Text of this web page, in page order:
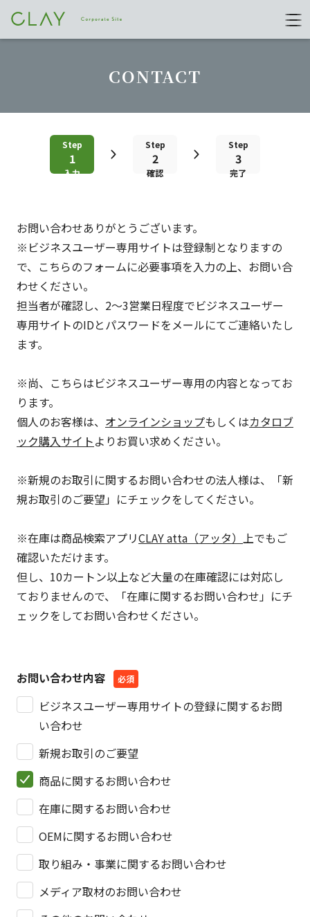
CONTACT
Step
1
入力
Step
2
確認
Step
3
完了
お問い合わせありがとうございます。
※ビジネスユーザー専用サイトは登録制となりますの
で、こちらのフォームに必要事項を入力の上、お問い合
わせください。
担当者が確認し、2～3営業日程度でビジネスユーザー
専用サイトのIDとパスワードをメールにてご連絡いたし
ます。
※尚、こちらはビジネスユーザー専用の内容となってお
ります。
個人のお客様は、 オンラインショップもしくはカタロブ
ック購入サイトよりお買い求めください。
※新規のお取引に関するお問い合わせの法人様は、「新
規お取引のご要望」にチェックをしてください。
※在庫は商品検索アプリCLAY atta（アッタ） 上でもご
確認いただけます。
但し、10カートン以上など大量の在庫確認には対応し
ておりませんので、「在庫に関するお問い合わせ」にチ
ェックをしてお問い合わせください。
お問い合わせ内容
ビジネスユーザー専用サイトの登録に関するお問
い合わせ
新規お取引のご要望
商品に関するお問い合わせ
在庫に関するお問い合わせ
OEMに関するお問い合わせ
取り組み・事業に関するお問い合わせ
メディア取材のお問い合わせ